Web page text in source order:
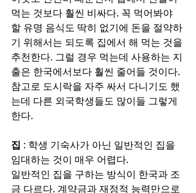
먹는 것보다 훨씬 비싸다. 꼭 먹어봐야
할 유명 음식도 딱히 없기에 돈을 절약하
기 위해서는 되도록 집에서 해 먹는 것을
추천한다. 그럴 경우 먹는데 사용하는 지
출은 한국에서보다 훨씬 줄어들 것이다.
참고로 도시락을 자주 싸서 다니기도 했
는데 다른 외국학생들도 많이들 그렇게
한다.
집 : 학생 기숙사가 아닌 일반적인 집을
임대하는 것이 매우 어렵다.
일반적인 집을 구하는 방식이 한국과 조
금 다르다. 계약금과 재정적 능력만으로